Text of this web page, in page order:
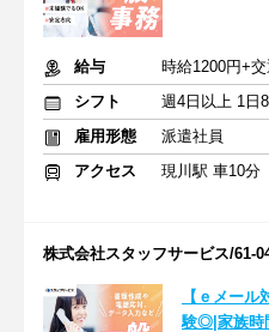
給与
時給1200円+
シフト
週4日以上 1日
雇用形態
派遣社員
アクセス
現川駅 車10分
株式会社スタッフサービス/61-
【ｅメー
験◎|家族時